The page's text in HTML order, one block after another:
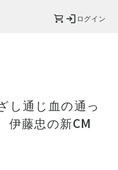
ログイン
し通じ血の通っ
伊藤忠の新CM